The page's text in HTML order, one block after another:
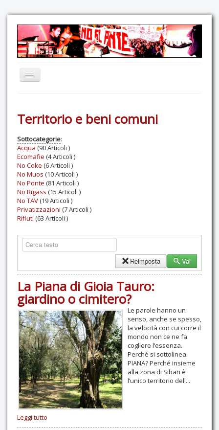
Comunicazione
GAS Felce & Mirtillo
No Ponte!
Ricostruiamo il Cartella!
Mediateca
Autoproduzioni
Territorio e beni comuni
Sottocategorie:
Acqua (90 Articoli )
Ecomafie (4 Articoli )
No Coke (6 Articoli )
No Muos (10 Articoli )
No Ponte (81 Articoli )
No Rigass (15 Articoli )
No TAV(19 Articoli )
Privatizzazioni (7 Articoli )
Rifiuti (63 Articoli )
Vai
Reimposta
La Piana di Gioia Tauro:
giardino o cimitero?
Le parole hanno un
senso, anche se spesso,
la velocità con cui corre il
mondo non ce ne fa
cogliere l’essenza.
Perché si sottolinea
PIANA? Perché insieme
alla zona di Sibari è
l’unico territorio dell...
Leggi tutto